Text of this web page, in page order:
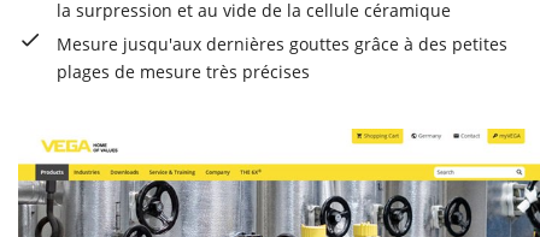
la surpression et au vide de la cellule céramique
Mesure jusqu'aux dernières gouttes grâce à des petites
plages de mesure très précises